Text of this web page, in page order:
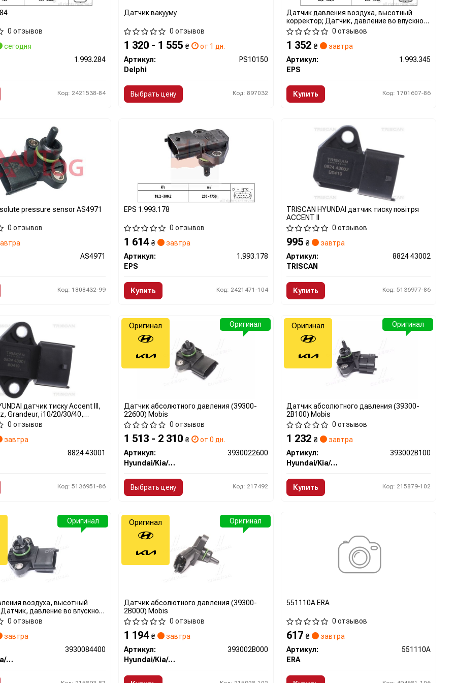
0 отзывов
сегодня
1.993.284
Код: 2421538-84
Датчик вакууму
0 отзывов
1 320 - 1 555₴
от 1 дн.
Артикул:
PS10150
Delphi
Выбрать цену Код: 897032
Датчик давления воздуха, высотный
корректор; Датчик, давление во впускном
газопроводе 0 отзывов
1 352₴
завтра
Артикул:
1.993.345
EPS
Купить Код: 1701607-86
pressure sensor AS4971
0 отзывов
AS4971
Код: 1808432-99
EPS 1.993.178
0 отзывов
1 614₴
завтра
Артикул:
1.993.178
EPS
Купить Код: 2421471-104
TRISCAN HYUNDAI датчик тиску повітря
ACCENT II
0 отзывов
995₴
завтра
Артикул:
8824 43002
TRISCAN
Купить Код: 5136977-86
датчик тиску Accent III,
Grandeur, i10/20/30/40,
Santa Fe II,III, Tucson, Kia
Cerato, Magentis, Rio, Soul,
0 отзывов
завтра
8824 43001
Код: 5136951-86
Датчик абсолютного давления (39300-
22600) Mobis
0 отзывов
1 513 - 2 310₴
от 0 дн.
Артикул:
3930022600
Hyundai/Kia/Mobis
Выбрать цену Код: 217492
Оригинал
Оригинал
Датчик абсолютного давления (39300-
2B100) Mobis
0 отзывов
1 232₴
завтра
Артикул:
393002B100
Hyundai/Kia/Mobis
Купить Код: 215879-102
Оригинал
Оригинал
воздуха, высотный
давление во впускном
3930084400 HYUNDAI
0 отзывов
завтра
3930084400
Hyundai/Kia/Mobis
Оригинал
Датчик абсолютного давления (39300-
2B000) Mobis
0 отзывов
1 194₴
завтра
Артикул:
393002B000
Hyundai/Kia/Mobis
Оригинал
Оригинал
551110A ERA
0 отзывов
617₴
завтра
Артикул:
551110A
ERA